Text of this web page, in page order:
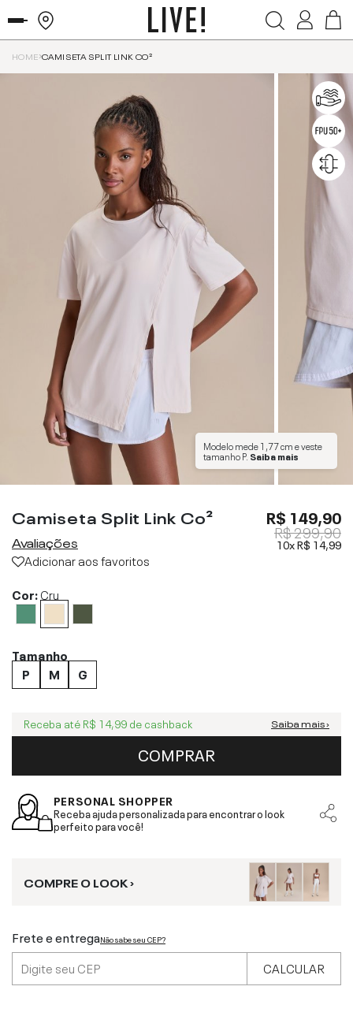
HOME CAMISETA SPLIT LINK CO²
Modelo mede1,77 cme veste
tamanhoP. Saiba mais
Camiseta Split Link Co²
Avaliações
Adicionar aos favoritos
R$ 149,90
R$ 299,90
10xR$ 14,99
Cor:Cru
Tamanho
P
M G
Receba até R$ 14,99 de cashback Saiba mais ›
COMPRAR
PERSONAL SHOPPER
Receba ajuda personalizada para encontrar o look
perfeito para você!
COMPRE O LOOK ›
Frete e entregaNão sabe seu CEP?
CALCULAR